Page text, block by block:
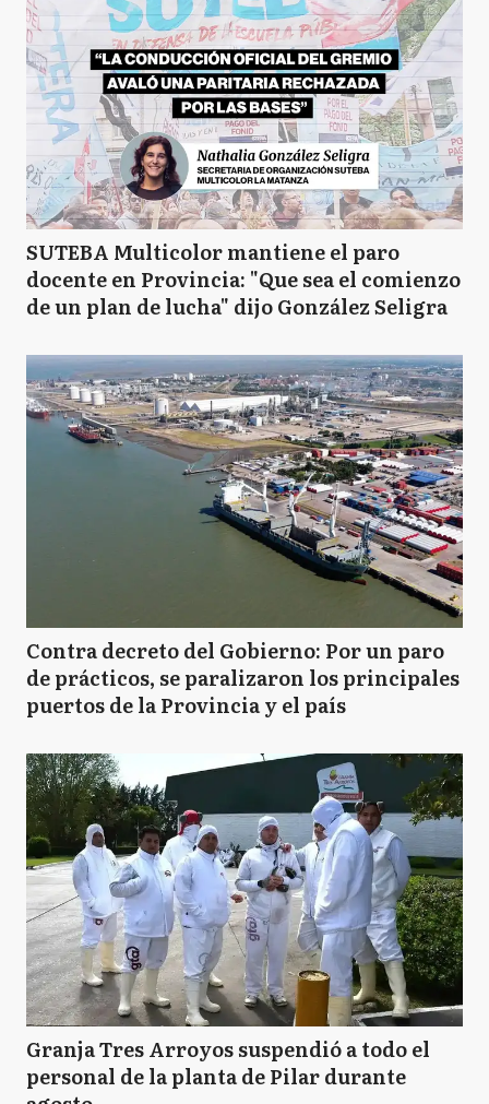
SUTEBA Multicolor mantiene el paro
docente en Provincia: "Que sea el comienzo
de un plan de lucha" dijo González Seligra
Contra decreto del Gobierno: Por un paro
de prácticos, se paralizaron los principales
puertos de la Provincia y el país
Granja Tres Arroyos suspendió a todo el
personal de la planta de Pilar durante